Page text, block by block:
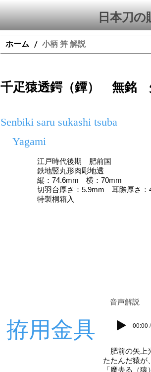
日本刀の
ホーム / 小柄 笄 解説
千疋猿透鍔（鐔） 無銘
Senbiki saru sukashi tsuba
Yagami
江戸時代後期 肥前国
鉄地竪丸形肉彫地透
縦：74.6mm 横：70mm
切羽台厚さ：5.9mm 耳際厚さ：
特製桐箱入
​音声解説
拵用金具 00:00
肥前の矢上
たたんだ猿が
「魔去る（